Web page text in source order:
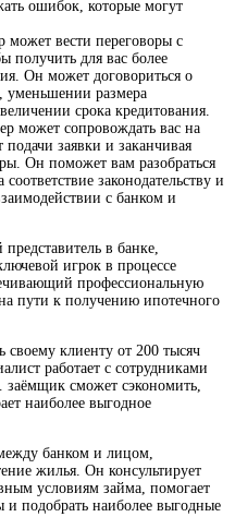
ошибок, которые могут
может вести переговоры с
получить для вас более
Он может договориться о
уменьшении размера
срока кредитования.
может сопровождать вас на
подачи заявки и заканчивая
Он поможет вам разобраться
законодательству и
с банком и
в банке,
игрок в процессе
профессиональную
пути к получению ипотечного
клиенту от 200 тысяч
работает с сотрудниками
сможет сэкономить,
наиболее выгодное
банком и лицом,
жилья. Он консультирует
условиям займа, помогает
и подобрать наиболее выгодные